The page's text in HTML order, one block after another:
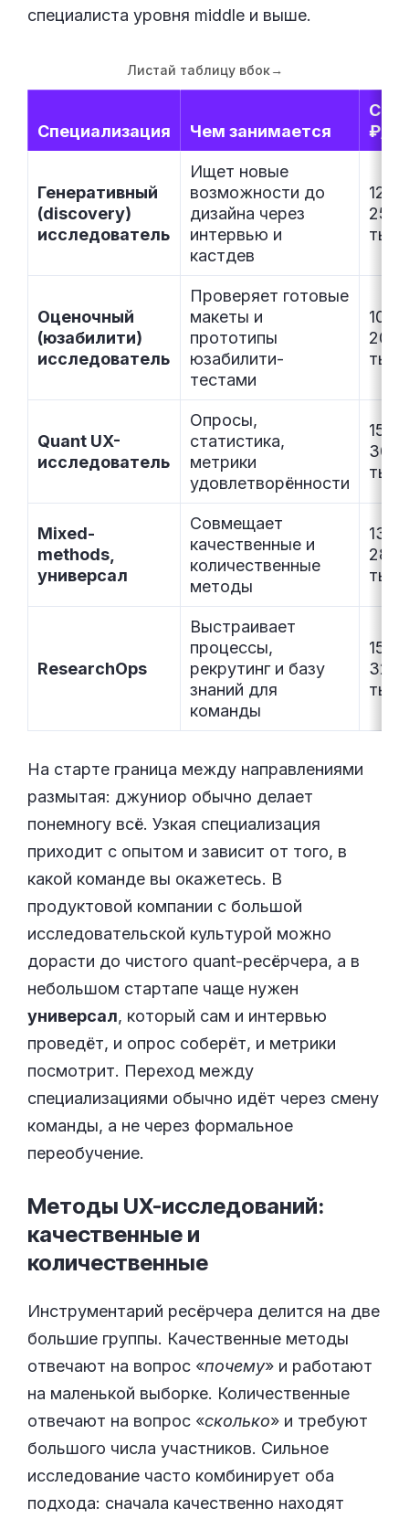
специалиста уровня middle и выше.
Листай таблицу вбок→
Специализация Чем занимается
₽/
Генеративный
(discovery)
исследователь
Ищет новые
возможности до
дизайна через
интервью и
кастдев
120–
250
тыс.
Оценочный
(юзабилити)
исследователь
Проверяет готовые
макеты и
прототипы
юзабилити-
тестами
100–
200
тыс.
Quant UX-
исследователь
Опросы,
статистика,
метрики
удовлетворённости
150–
300
тыс.
Mixed-
methods,
универсал
Совмещает
качественные и
количественные
методы
130–
280
тыс.
ResearchOps
Выстраивает
процессы,
рекрутинг и базу
знаний для
команды
150–
320
тыс.
На старте граница между направлениями
размытая: джуниор обычно делает
понемногу всё. Узкая специализация
приходит с опытом и зависит от того, в
какой команде вы окажетесь. В
продуктовой компании с большой
исследовательской культурой можно
дорасти до чистого quant-ресёрчера, а в
небольшом стартапе чаще нужен
универсал, который сам и интервью
проведёт, и опрос соберёт, и метрики
посмотрит. Переход между
специализациями обычно идёт через смену
команды, а не через формальное
переобучение.
Методы UX-исследований:
качественные и
количественные
Инструментарий ресёрчера делится на две
большие группы. Качественные методы
отвечают на вопрос «почему» и работают
на маленькой выборке. Количественные
отвечают на вопрос «сколько» и требуют
большого числа участников. Сильное
исследование часто комбинирует оба
подхода: сначала качественно находят